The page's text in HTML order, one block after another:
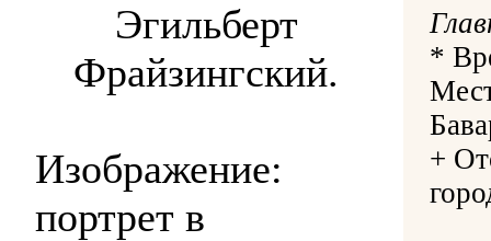
Эгильберт
Фрайзингский.
Изображение:
портрет в
*
+